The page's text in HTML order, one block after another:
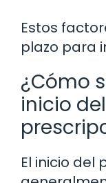
Estos
plazo para
¿Cómo
inicio
El inicio del